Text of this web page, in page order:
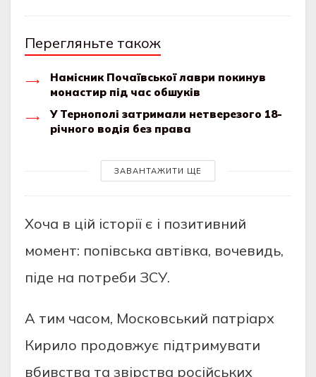
Перегляньте також
Намісник Почаївської лаври покинув
монастир під час обшуків
У Тернополі затримали нетверезого 18-
річного водія без права
ЗАВАНТАЖИТИ ЩЕ
Хоча в цій історії є і позитивний
момент: попівська автівка, вочевидь,
піде на потреби ЗСУ.
А тим часом, Московський патріарх
Кирило продовжує підтримувати
вбивства та звірства російських